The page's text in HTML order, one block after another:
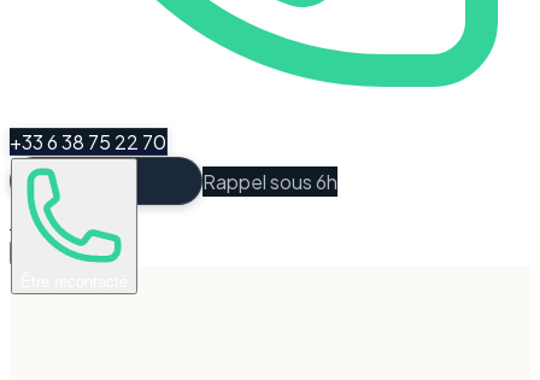
+33 6 38 75 22 70
Rappel sous 6h
Espace Client